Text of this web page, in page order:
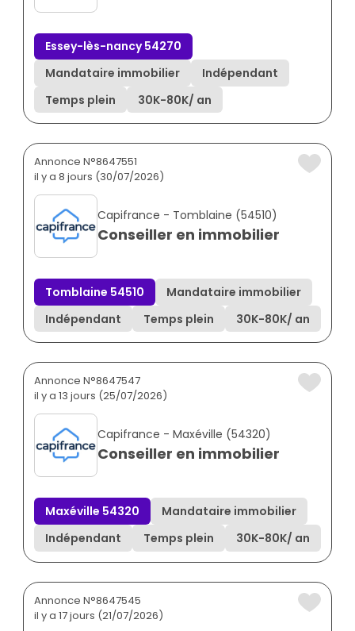
Essey-lès-nancy 54270
Mandataire immobilier
Indépendant
Temps plein
30K-80K/ an
Annonce N°8647551
il y a 8 jours (30/07/2026)
Capifrance - Tomblaine (54510)
Conseiller en immobilier
Tomblaine 54510
Mandataire immobilier
Indépendant
Temps plein 30K-80K/ an
Annonce N°8647547
il y a 13 jours (25/07/2026)
Capifrance - Maxéville (54320)
Conseiller en immobilier
Maxéville 54320
Mandataire immobilier
Indépendant
Temps plein 30K-80K/ an
Annonce N°8647545
il y a 17 jours (21/07/2026)